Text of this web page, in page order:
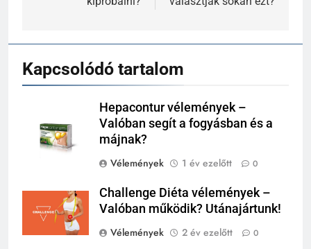
Kapcsolódó tartalom
Hepacontur vélemények –
Valóban segít a fogyásban és a
májnak?
Vélemények
1 év ezelőtt 0
Challenge Diéta vélemények –
Valóban működik? Utánajártunk!
Vélemények
2 év ezelőtt 0